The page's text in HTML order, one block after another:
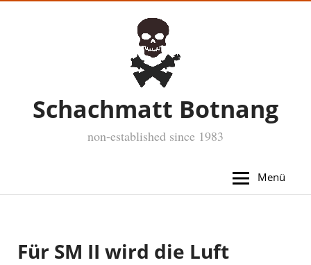
Schachmatt Botnang
non-established since 1983
Menü
Für SM II wird die Luft